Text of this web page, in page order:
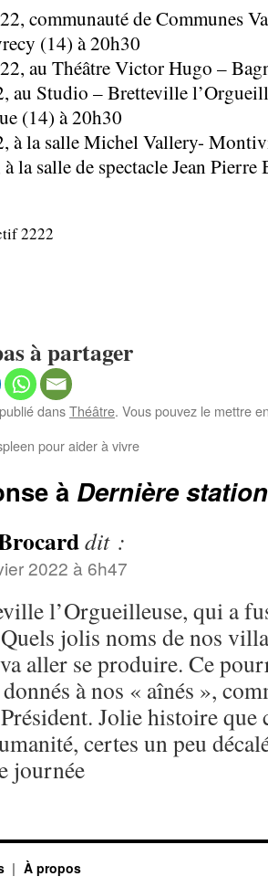
communauté de Communes
(14) à 20h30​
au Théâtre Victor Hugo –
au Studio – Bretteville
(14) à 20h30
à la salle Michel Vallery-
la salle de spectacle Jean
2222
à partager
dansThéâtre. Vous pouvez le mettre
pour aider à vivre
à Dernière
dit :
2022 à 6h47
l’Orgueilleuse, qui a
jolis noms de nos
aller se produire. Ce
à nos « aînés »,
Jolie histoire que
certes un peu
journée
À propos